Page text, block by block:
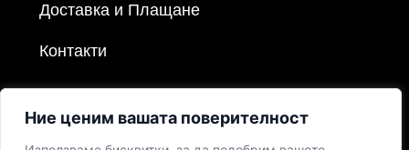
Ние ценим вашата поверителност
Доставка и Плащане
Контакти